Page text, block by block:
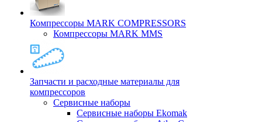
Компрессоры MARK COMPRESSORS
Компрессоры MARK MMS
Запчасти и расходные материалы для
компрессоров
Cервисные наборы
Сервисные наборы Ekomak